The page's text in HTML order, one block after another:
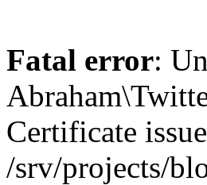
Fatal error:
Certificate
/srv/projects/